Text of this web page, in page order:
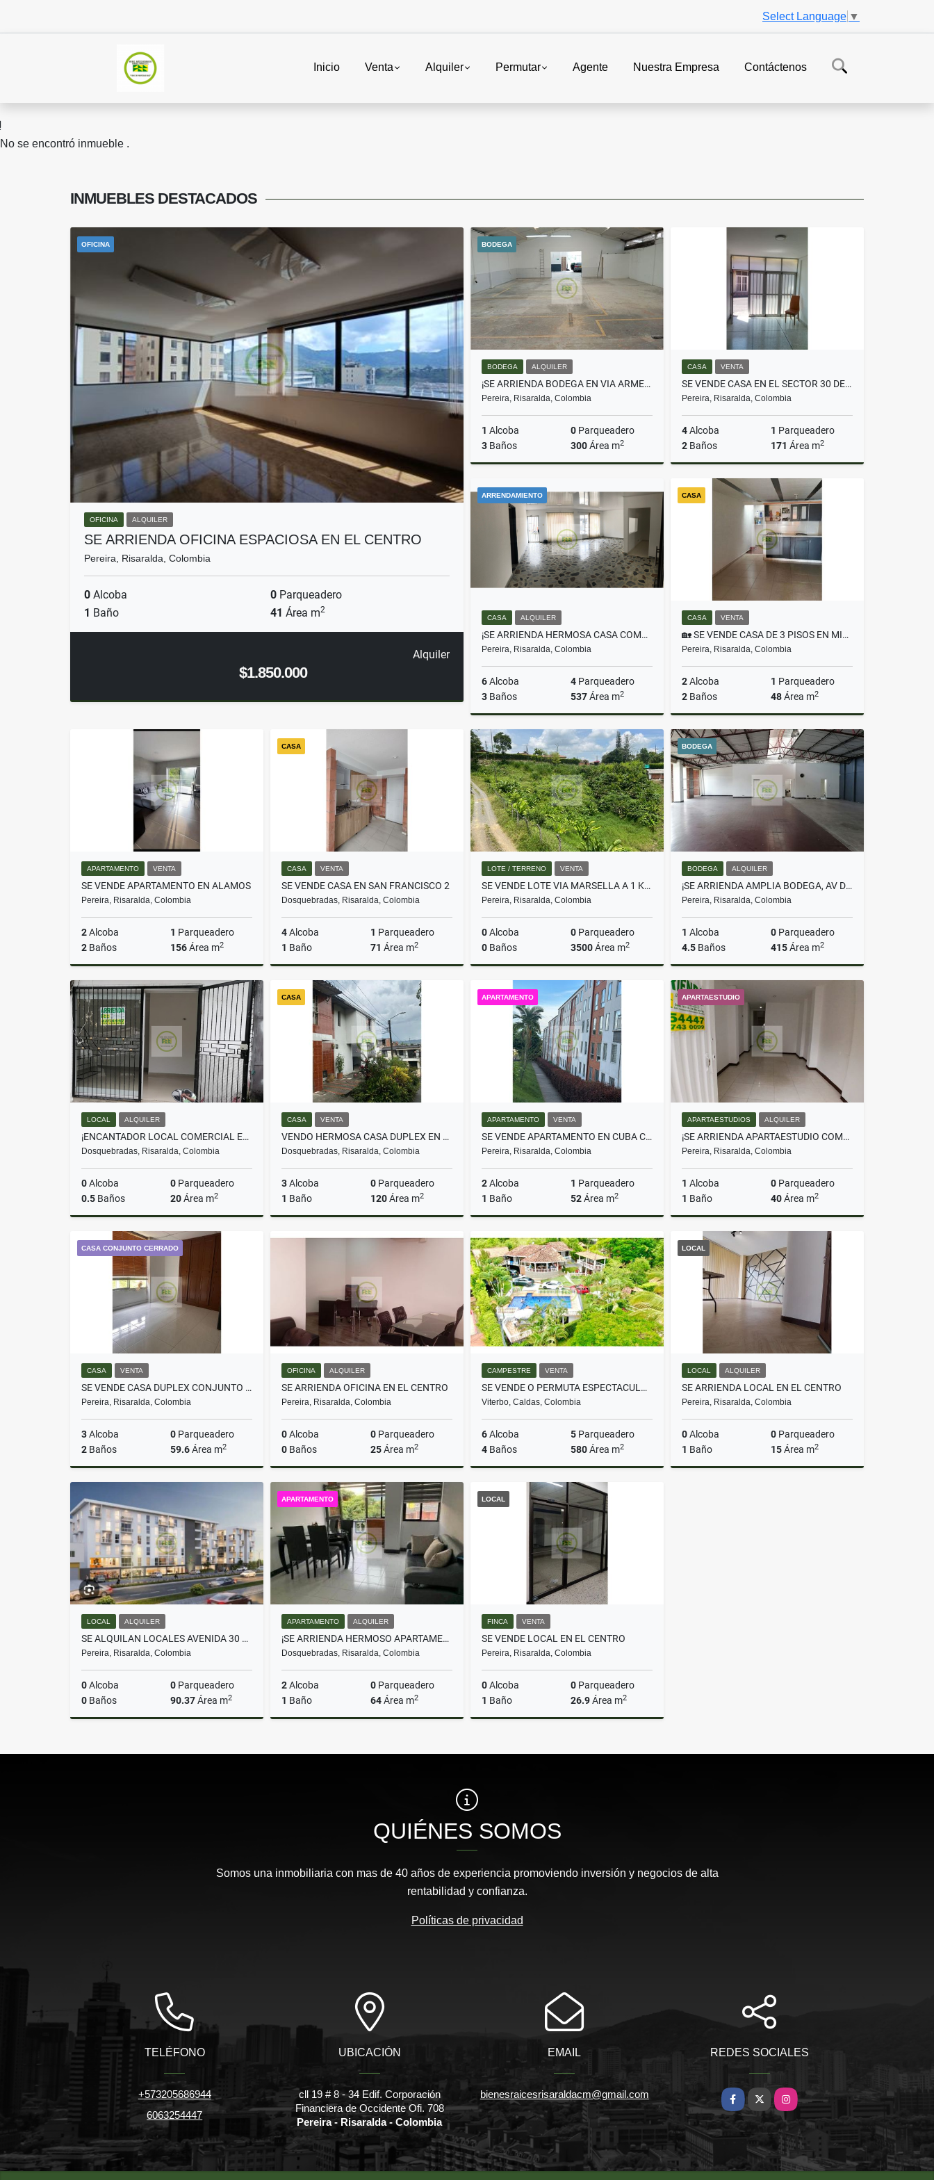
Select Language ▼
Inicio Venta Alquiler Permutar Agente Nuestra Empresa Contáctenos
No se encontró inmueble .
INMUEBLES DESTACADOS
OFICINA
OFICINA ALQUILER
SE ARRIENDA OFICINA ESPACIOSA EN EL CENTRO
Pereira, Risaralda, Colombia
0 Alcoba 0 Parqueadero
1 Baño 41 Área m2
Alquiler
$1.850.000
BODEGA
BODEGA ALQUILER
¡SE ARRIENDA BODEGA EN VIA ARMENIA!
Pereira, Risaralda, Colombia
1 Alcoba 0 Parqueadero
3 Baños 300Área m2
$8.000.000
CASA VENTA
SE VENDE CASA EN EL SECTOR 30 DE AGOSTO
Pereira, Risaralda, Colombia
4Alcoba 1 Parqueadero
2 Baños 171 Área m2
$700.000.000
ARRENDAMIENTO
CASA ALQUILER
¡SE ARRIENDA HERMOSA CASA COMERCIAL EN MARAYA!
Pereira, Risaralda, Colombia
6Alcoba 4 Parqueadero
3 Baños 537Área m2
Alquiler
$10.000.000
CASA
CASA VENTA
🏡 SE VENDE CASA DE 3 PISOS EN MIRADOR DE BELLA SARDI ✨
Pereira, Risaralda, Colombia
2Alcoba 1 Parqueadero
2 Baños 48Área m2
Venta
$275.000.000
APARTAMENTO VENTA
SE VENDE APARTAMENTO EN ALAMOS
Pereira, Risaralda, Colombia
2Alcoba 1 Parqueadero
2 Baños 156Área m2
Venta
$680.000.000
CASA
CASA VENTA
SE VENDE CASA EN SAN FRANCISCO 2
Dosquebradas, Risaralda, Colombia
4Alcoba 1 Parqueadero
1 Baño 71 Área m2
$260.000.000
LOTE / TERRENO VENTA
SE VENDE LOTE VIA MARSELLA A 1 KM DEL CRUCERO DE COMBIA
Pereira, Risaralda, Colombia
0Alcoba 0 Parqueadero
0 Baños 3500Área m2
$480.000.000
BODEGA
BODEGA ALQUILER
¡SE ARRIENDA AMPLIA BODEGA, AV DEL RÍO, PEREIRA!
Pereira, Risaralda, Colombia
1 Alcoba 0 Parqueadero
4.5 Baños 415Área m2
$5.000.000
LOCAL ALQUILER
¡ENCANTADOR LOCAL COMERCIAL EN ARRIENDO, SANTA MÓNICA!
Dosquebradas, Risaralda, Colombia
0Alcoba 0 Parqueadero
0.5 Baños 20Área m2
Alquiler
$1.000.000
CASA
CASA VENTA
VENDO HERMOSA CASA DUPLEX EN CAMPESTRE D, DOSQUEBRADAS
Dosquebradas, Risaralda, Colombia
3Alcoba 0 Parqueadero
1 Baño 120Área m2
Venta
APARTAMENTO
APARTAMENTO VENTA
SE VENDE APARTAMENTO EN CUBA CERCA A LOS 2500 LOTES EN CONJUNTO
Pereira, Risaralda, Colombia
2Alcoba 1 Parqueadero
1 Baño 52Área m2
Venta
$175.000.000
APARTAESTUDIO
APARTAESTUDIOS ALQUILER
¡SE ARRIENDA APARTAESTUDIO COMERCIAL O VIVIENDA EN EL CENTRO!
Pereira, Risaralda, Colombia
1 Alcoba 0 Parqueadero
1 Baño 40Área m2
Alquiler
$900.000
CASA CONJUNTO CERRADO
CASA VENTA
SE VENDE CASA DUPLEX CONJUNTO CERRADO SECTOR PARQUE INDUSTRIAL PEREIRA
Pereira, Risaralda, Colombia
3Alcoba 0 Parqueadero
2 Baños 59.6Área m2
OFICINA ALQUILER
SE ARRIENDA OFICINA EN EL CENTRO
Pereira, Risaralda, Colombia
0Alcoba 0 Parqueadero
0 Baños 25Área m2
Alquiler
$2.300.000
CAMPESTRE VENTA
SE VENDE O PERMUTA ESPECTACULAR CASA CAMPESTRE EN VITERBO.
Viterbo, Caldas, Colombia
6Alcoba 5 Parqueadero
4 Baños 580Área m2
$650.000.000
LOCAL
LOCAL ALQUILER
SE ARRIENDA LOCAL EN EL CENTRO
Pereira, Risaralda, Colombia
0Alcoba 0 Parqueadero
1 Baño 15Área m2
LOCAL ALQUILER
SE ALQUILAN LOCALES AVENIDA 30 DE AGOSTO CERCA AEROPUERTO UNICENTRO
Pereira, Risaralda, Colombia
0Alcoba 0 Parqueadero
0 Baños 90.37Área m2
$7.139.230
APARTAMENTO
APARTAMENTO ALQUILER
¡SE ARRIENDA HERMOSO APARTAMENTO AMOBLADO EN DOSQUEBRADAS!
Dosquebradas, Risaralda, Colombia
2Alcoba 0 Parqueadero
1 Baño 64Área m2
$1.900.000
LOCAL
FINCA VENTA
SE VENDE LOCAL EN EL CENTRO
Pereira, Risaralda, Colombia
0Alcoba 0 Parqueadero
1 Baño 26.9Área m2
$130.000.000
QUIÉNES SOMOS
Somos una inmobiliaria con mas de 40 años de experiencia promoviendo inversión y negocios de alta
rentabilidad y confianza.
Políticas de privacidad
TELÉFONO
+573205686944
6063254447
UBICACIÓN
cll 19 # 8 - 34 Edif. Corporación
Financiera de Occidente Ofi. 708
Pereira - Risaralda - Colombia
EMAIL
bienesraicesrisaraldacm@gmail.com
REDES SOCIALES
Facebook
X Instagram